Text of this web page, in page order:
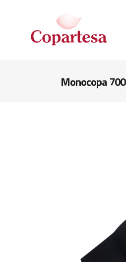
Monocopa 700